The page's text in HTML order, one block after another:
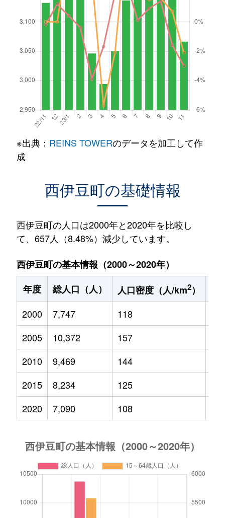
※出典： REINS TOWERのデータを加工して作
成
西伊豆町の基礎情報
西伊豆町の人口は2000年と2020年を比較し
て、657人（8.48%）減少しています。
西伊豆町の基本情報（2000～2020年）
年度
総人口（人） 人口密度（人/km2）
2000
7,747 118
2005
10,372 157
2010
9,469 144
2015
8,234 125
2020
7,090 108